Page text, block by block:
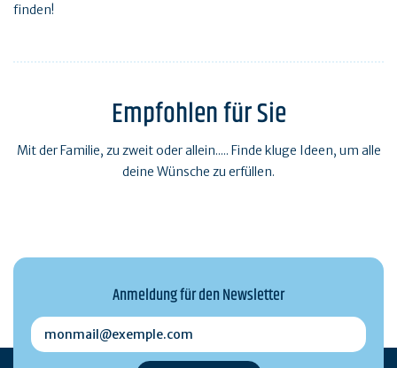
finden!
Empfohlen für Sie
Mit der Familie, zu zweit oder allein..... Finde kluge Ideen, um alle
deine Wünsche zu erfüllen.
Anmeldung für den Newsletter
monmail@exemple.com